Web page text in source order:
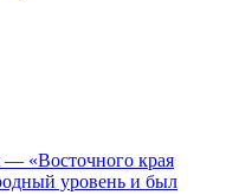
«Восточного края
уровень и был